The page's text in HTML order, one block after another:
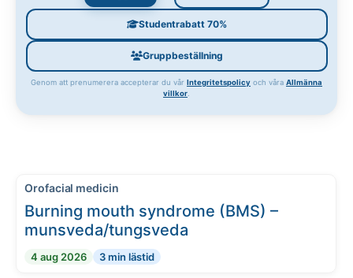
Studentrabatt 70%
Gruppbeställning
Genom att prenumerera accepterar du vår Integritetspolicy och våra Allmänna
villkor.
Orofacial medicin
Burning mouth syndrome (BMS) –
munsveda/tungsveda
4 aug 2026 3 min lästid